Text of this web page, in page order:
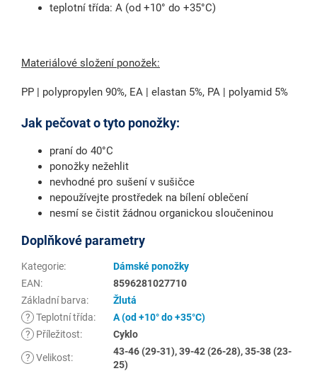
teplotní třída: A (od +10° do +35°C)
Materiálové složení ponožek:
PP | polypropylen 90%, EA | elastan 5%, PA | polyamid 5%
Jak pečovat o tyto ponožky:
praní do 40°C
ponožky nežehlit
nevhodné pro sušení v sušičce
nepoužívejte prostředek na bílení oblečení
nesmí se čistit žádnou organickou sloučeninou
Doplňkové parametry
Kategorie:
Dámské ponožky
EAN:
8596281027710
Základní barva:
Žlutá
? Teplotní třída:
A (od +10° do +35°C)
?
Příležitost: Cyklo
? Velikost:
43-46 (29-31), 39-42 (26-28), 35-38 (23-
25)